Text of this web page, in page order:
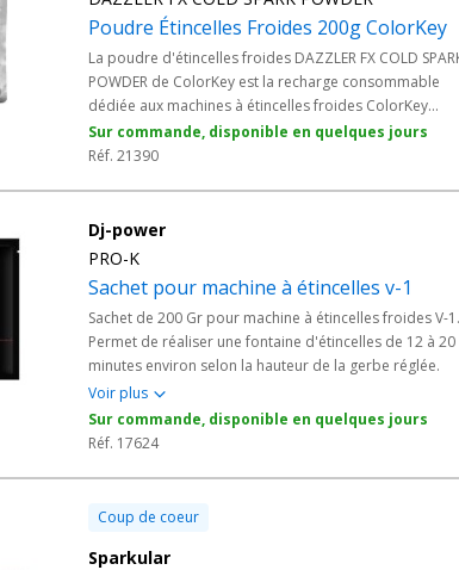
Poudre Étincelles Froides 200g ColorKey
La poudre d'étincelles froides DAZZLER FX COLD
POWDER de ColorKey est la recharge consommable
dédiée aux machines à étincelles froides ColorKey
Dazzler FX. Un sac de 200g produit environ 15 minutes
d'effet pour des étincelles jusqu'à 4,5 m de hauteur.
Sur commande, disponible en quelques jours
Réf. 21390
Dj-power
PRO-K
Sachet pour machine à étincelles v-1
Sachet de 200 Gr pour machine à étincelles froides V-1.
Permet de réaliser une fontaine d'étincelles de 12 à 20
minutes environ selon la hauteur de la gerbe réglée.
Voir plus
Sur commande, disponible en quelques jours
Réf. 17624
Coup de coeur
Sparkular